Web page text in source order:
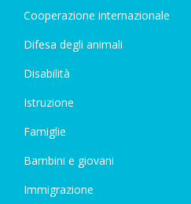
Cooperazione internazionale
Difesa degli animali
Disabilità
Istruzione
Famiglie
Bambini e giovani
Immigrazione